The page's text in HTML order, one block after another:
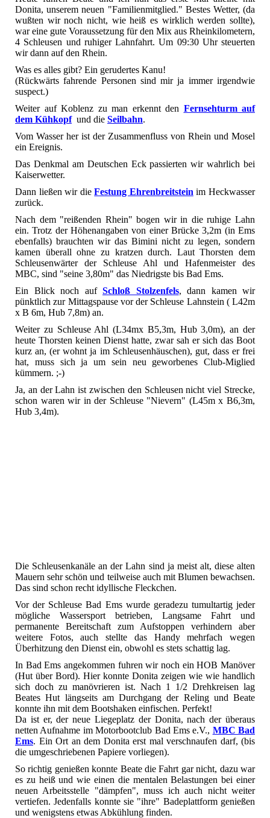
Donita, unserem neuen "Familienmitglied." Bestes Wetter, (da
wußten wir noch nicht, wie heiß es wirklich werden sollte),
war eine gute Voraussetzung für den Mix aus Rheinkilometern,
4 Schleusen und ruhiger Lahnfahrt. Um 09:30 Uhr steuerten
wir dann auf den Rhein.
Was es alles gibt? Ein gerudertes Kanu!
(Rückwärts fahrende Personen sind mir ja immer irgendwie
suspect.)
Weiter auf Koblenz zu man erkennt den Fernsehturm auf
dem Kühkopfund die Seilbahn.
Vom Wasser her ist der Zusammenfluss von Rhein und Mosel
ein Ereignis.
Das Denkmal am Deutschen Eck passierten wir wahrlich bei
Kaiserwetter.
Dann ließen wir dieFestung Ehrenbreitstein im Heckwasser
zurück.
Nach dem "reißenden Rhein" bogen wir in die ruhige Lahn
ein. Trotz der Höhenangaben von einer Brücke 3,2m (in Ems
ebenfalls) brauchten wir das Bimini nicht zu legen, sondern
kamen überall ohne zu kratzen durch. Laut Thorsten dem
Schleusenwärter der Schleuse Ahl und Hafenmeister des
MBC, sind "seine 3,80m" das Niedrigste bis Bad Ems.
Ein Blick noch auf Schloß Stolzenfels, dann kamen wir
pünktlich zur Mittagspause vor der Schleuse Lahnstein ( L42m
x B 6m, Hub 7,8m) an.
Weiter zu Schleuse Ahl (L34mx B5,3m, Hub 3,0m), an der
heute Thorsten keinen Dienst hatte, zwar sah er sich das Boot
kurz an, (er wohnt ja im Schleusenhäuschen), gut, dass er frei
hat, muss sich ja um sein neu geworbenes Club-Miglied
kümmern. ;-)
Ja, an der Lahn ist zwischen den Schleusen nicht viel Strecke,
schon waren wir in der Schleuse "Nievern" (L45m x B6,3m,
Hub 3,4m).
Die Schleusenkanäle an der Lahn sind ja meist alt, diese alten
Mauern sehr schön und teilweise auch mit Blumen bewachsen.
Das sind schon recht idyllische Fleckchen.
Vor der Schleuse Bad Ems wurde geradezu tumultartig jeder
mögliche Wassersport betrieben, Langsame Fahrt und
permanente Bereitschaft zum Aufstoppen verhindern aber
weitere Fotos, auch stellte das Handy mehrfach wegen
Überhitzung den Dienst ein, obwohl es stets schattig lag.
In Bad Ems angekommen fuhren wir noch ein HOB Manöver
(Hut über Bord). Hier konnte Donita zeigen wie wie handlich
sich doch zu manövrieren ist. Nach 1 1/2 Drehkreisen lag
Beates Hut längseits am Durchgang der Reling und Beate
konnte ihn mit dem Bootshaken einfischen. Perfekt!
Da ist er, der neue Liegeplatz der Donita, nach der überaus
netten Aufnahme im Motorbootclub Bad Ems e.V., MBC Bad
Ems. Ein Ort an dem Donita erst mal verschnaufen darf, (bis
die umgeschriebenen Papiere vorliegen).
So richtig genießen konnte Beate die Fahrt gar nicht, dazu war
es zu heiß und wie einen die mentalen Belastungen bei einer
neuen Arbeitsstelle "dämpfen", muss ich auch nicht weiter
vertiefen. Jedenfalls konnte sie "ihre" Badeplattform genießen
und wenigstens etwas Abkühlung finden.